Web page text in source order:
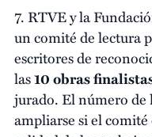
7. RTVE y la
un comité de lectura
escritores de
las10 obras
jurado. El número de
ampliarse si el